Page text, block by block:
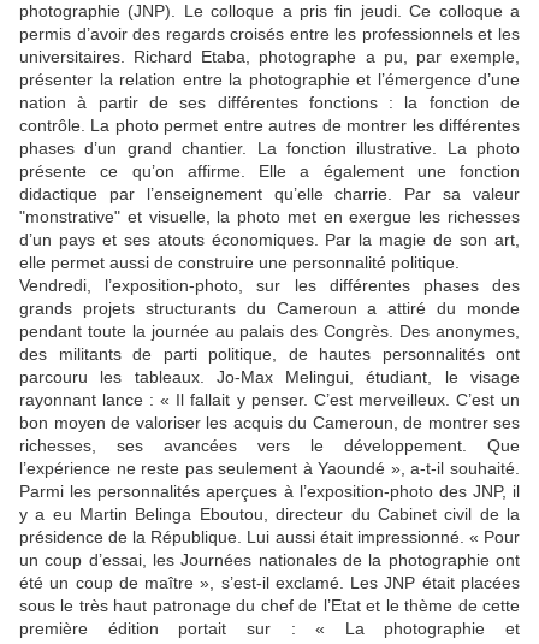
photographie (JNP). Le colloque a pris fin jeudi. Ce colloque a
permis d’avoir des regards croisés entre les professionnels et les
universitaires. Richard Etaba, photographe a pu, par exemple,
présenter la relation entre la photographie et l’émergence d’une
nation à partir de ses différentes fonctions : la fonction de
contrôle. La photo permet entre autres de montrer les différentes
phases d’un grand chantier. La fonction illustrative. La photo
présente ce qu’on affirme. Elle a également une fonction
didactique par l’enseignement qu’elle charrie. Par sa valeur
"monstrative" et visuelle, la photo met en exergue les richesses
d’un pays et ses atouts économiques. Par la magie de son art,
elle permet aussi de construire une personnalité politique.
Vendredi, l’exposition-photo, sur les différentes phases des
grands projets structurants du Cameroun a attiré du monde
pendant toute la journée au palais des Congrès. Des anonymes,
des militants de parti politique, de hautes personnalités ont
parcouru les tableaux. Jo-Max Melingui, étudiant, le visage
rayonnant lance : « Il fallait y penser. C’est merveilleux. C’est un
bon moyen de valoriser les acquis du Cameroun, de montrer ses
richesses, ses avancées vers le développement. Que
l’expérience ne reste pas seulement à Yaoundé », a-t-il souhaité.
Parmi les personnalités aperçues à l’exposition-photo des JNP, il
y a eu Martin Belinga Eboutou, directeur du Cabinet civil de la
présidence de la République. Lui aussi était impressionné. « Pour
un coup d’essai, les Journées nationales de la photographie ont
été un coup de maître », s’est-il exclamé. Les JNP était placées
sous le très haut patronage du chef de l’Etat et le thème de cette
première édition portait sur : « La photographie et